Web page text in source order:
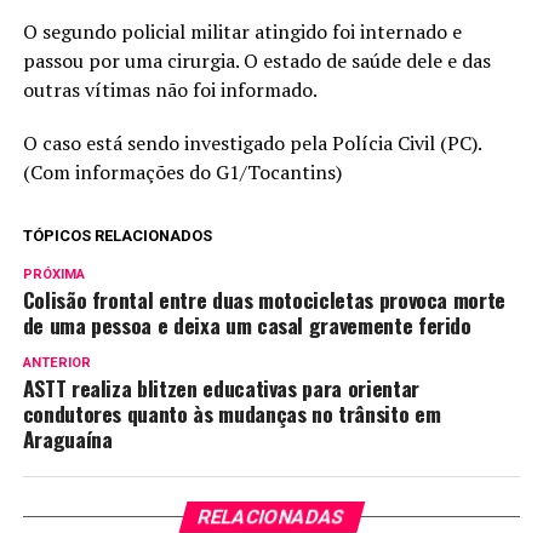
O segundo policial militar atingido foi internado e
passou por uma cirurgia. O estado de saúde dele e das
outras vítimas não foi informado.
O caso está sendo investigado pela Polícia Civil (PC).
(Com informações do G1/Tocantins)
TÓPICOS RELACIONADOS
PRÓXIMA
Colisão frontal entre duas motocicletas provoca morte
de uma pessoa e deixa um casal gravemente ferido
ANTERIOR
ASTT realiza blitzen educativas para orientar
condutores quanto às mudanças no trânsito em
Araguaína
RELACIONADAS